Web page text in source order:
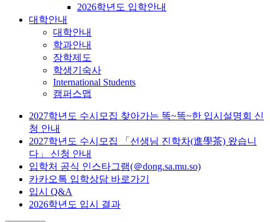
2026학년도 입학안내
대학안내
대학안내
학과안내
장학제도
학생기숙사
International Students
캠퍼스맵
2027학년도 수시모집 찾아가는 똑~똑~한 입시설명회 신
청 안내
2027학년도 수시모집 「선생님 진학차(進學茶) 왔습니
다」 신청 안내
입학처 공식 인스타그램(＠dong.sa.mu.so)
카카오톡 입학상담 바로가기
입시 Q&A
2026학년도 입시 결과